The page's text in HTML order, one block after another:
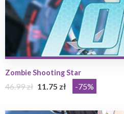
Zombie Shooting Star
46.99 zł 11.75 zł -75%